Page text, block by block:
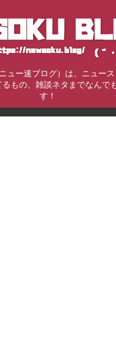
ュー速ブログ）は、ニュー
もの、雑談ネタまでなんで
す！